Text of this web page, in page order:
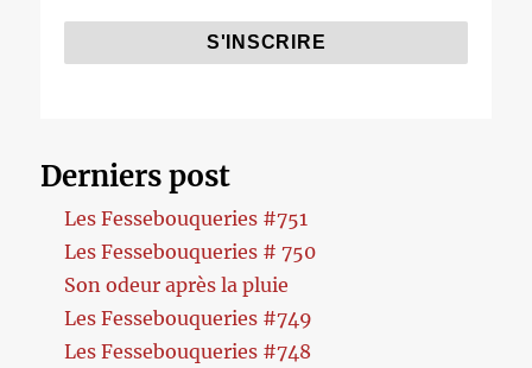
Derniers post
Les Fessebouqueries #751
Les Fessebouqueries # 750
Son odeur après la pluie
Les Fessebouqueries #749
Les Fessebouqueries #748